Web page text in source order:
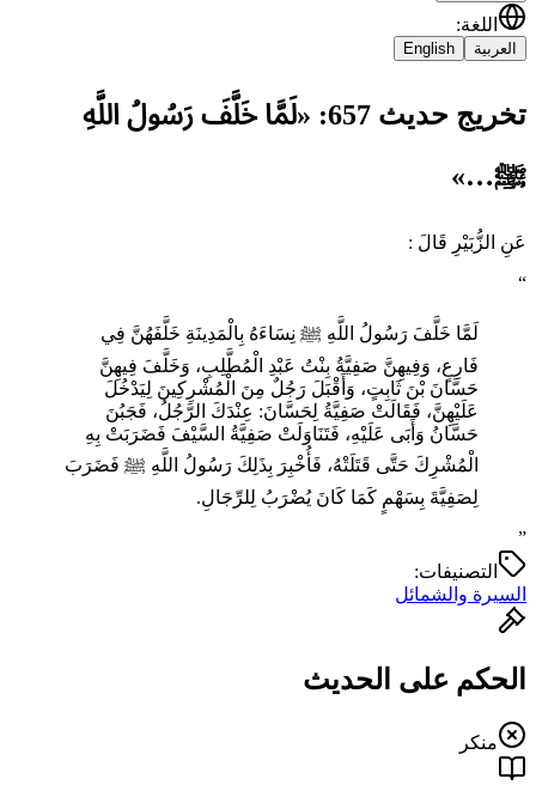
اللغة:
العربية English
تخريج حديث 657: «لَمَّا خَلَّفَ رَسُولُ اللَّهِ
ﷺ…»
عَنِ الزُّبَيْرِ قَالَ :
“
لَمَّا خَلَّفَ رَسُولُ اللَّهِ ﷺ نِسَاءَهُ بِالْمَدِينَةِ خَلَّفَهُنَّ فِي
فَارِعٍ، وَفِيهِنَّ صَفِيَّةُ بِنْتُ عَبْدِ الْمُطَّلِبِ، وَخَلَّفَ فِيهِنَّ
حَسَّانَ بْنَ ثَابِتٍ، وَأَقْبَلَ رَجُلٌ مِنَ الْمُشْرِكِينَ لِيَدْخُلَ
عَلَيْهِنَّ، فَقَالَتْ صَفِيَّةُ لِحَسَّانَ: عِنْدَكَ الرَّجُلُ، فَجَبُنَ
حَسَّانُ وَأَبَى عَلَيْهِ، فَتَنَاوَلَتْ صَفِيَّةُ السَّيْفَ فَضَرَبَتْ بِهِ
الْمُشْرِكَ حَتَّى قَتَلَتْهُ، فَأُخْبِرَ بِذَلِكَ رَسُولُ اللَّهِ ﷺ فَضَرَبَ
‌لِصَفِيَّةَ ‌بِسَهْمٍ كَمَا كَانَ يُضْرَبُ لِلرِّجَالِ.
”
التصنيفات:
السيرة والشمائل
الحكم على الحديث
منكر